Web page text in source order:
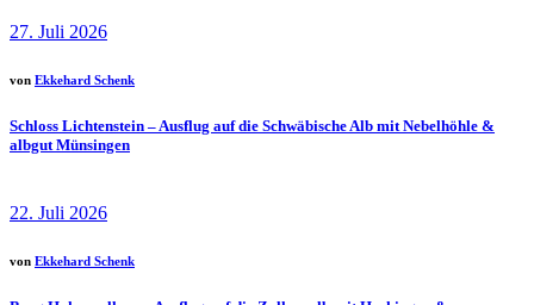
27. Juli 2026
von Ekkehard Schenk
Schloss Lichtenstein – Ausflug auf die Schwäbische Alb mit Nebelhöhle &
albgut Münsingen
22. Juli 2026
von Ekkehard Schenk